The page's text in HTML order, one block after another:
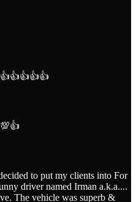
👍👍👍👍👍
to put my clients into For
driver named Irman a.k.a....
The vehicle was superb &